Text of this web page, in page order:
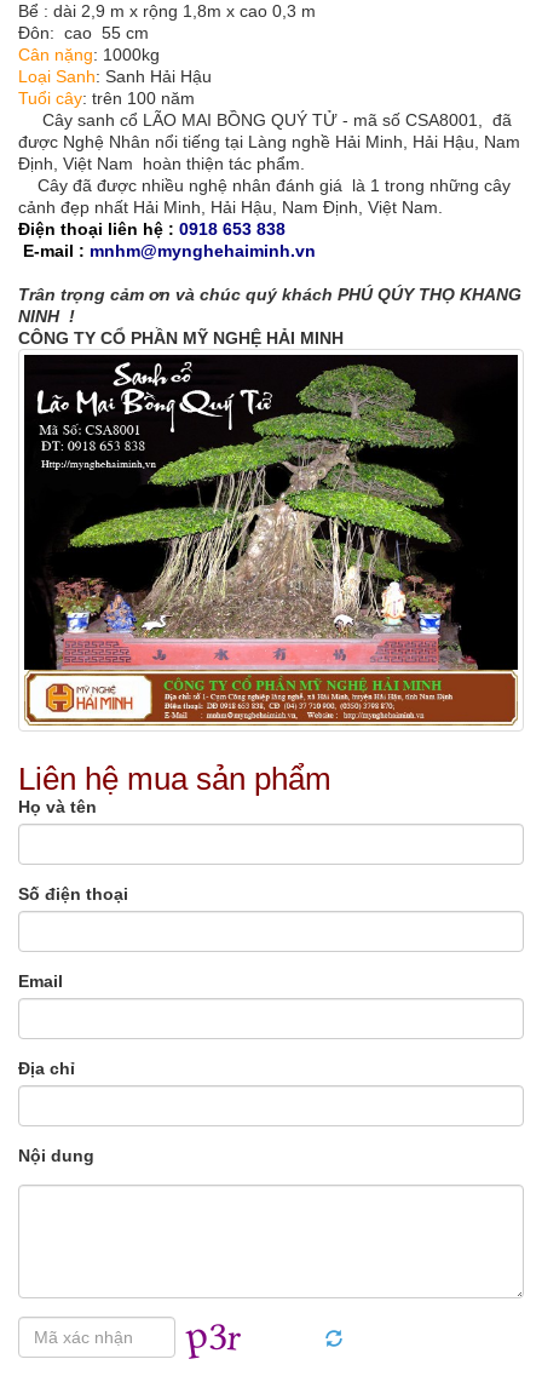
Bể : dài 2,9 m x rộng 1,8m x cao 0,3 m
Đôn: cao 55 cm
Cân nặng: 1000kg
Loại Sanh: Sanh Hải Hậu
Tuổi cây: trên 100 năm
Cây sanh cổ LÃO MAI BỒNG QUÝ TỬ - mã số CSA8001, đã
được Nghệ Nhân nổi tiếng tại Làng nghề Hải Minh, Hải Hậu, Nam
Định, Việt Nam hoàn thiện tác phẩm.
Cây đã được nhiều nghệ nhân đánh giá là 1 trong những cây
cảnh đẹp nhất Hải Minh, Hải Hậu, Nam Định, Việt Nam.
Điện thoại liên hệ : 0918 653 838
E-mail : mnhm@mynghehaiminh.vn
Trân trọng cảm ơn và chúc quý khách PHÚ QÚY THỌ KHANG
NINH !
CÔNG TY CỔ PHẦN MỸ NGHỆ HẢI MINH
Liên hệ mua sản phẩm
Họ và tên
Số điện thoại
Email
Địa chỉ
Nội dung